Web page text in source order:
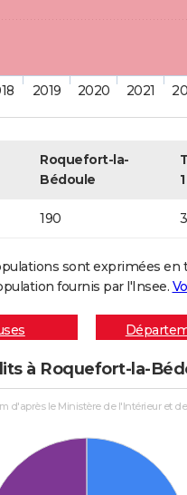
2019 2020 2021
Roquefort-la-
Bédoule
190
sont exprimées
fournis par l'Insee.
à Roquefort-la-
d'après le Ministère de l'Intérieur et